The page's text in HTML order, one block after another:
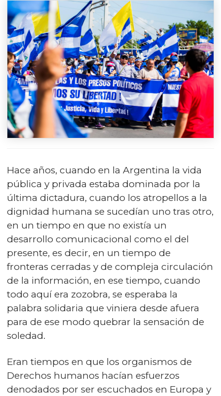
Hace años, cuando en la Argentina la vida
pública y privada estaba dominada por la
última dictadura, cuando los atropellos a la
dignidad humana se sucedían uno tras otro,
en un tiempo en que no existía un
desarrollo comunicacional como el del
presente, es decir, en un tiempo de
fronteras cerradas y de compleja circulación
de la información, en ese tiempo, cuando
todo aquí era zozobra, se esperaba la
palabra solidaria que viniera desde afuera
para de ese modo quebrar la sensación de
soledad.
Eran tiempos en que los organismos de
Derechos humanos hacían esfuerzos
denodados por ser escuchados en Europa y